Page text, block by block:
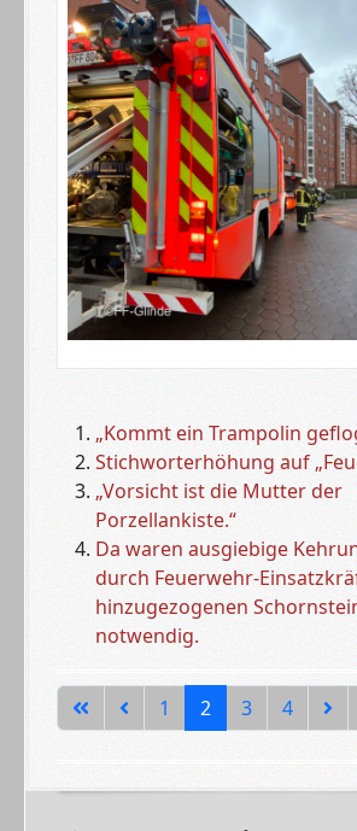
„Kommt ein Trampolin
Stichworterhöhung auf
„Vorsicht ist die Mutter der
Porzellankiste.“
Da waren ausgiebige
durch Feuerwehr-
hinzugezogenen
notwendig.
1 2 3 4